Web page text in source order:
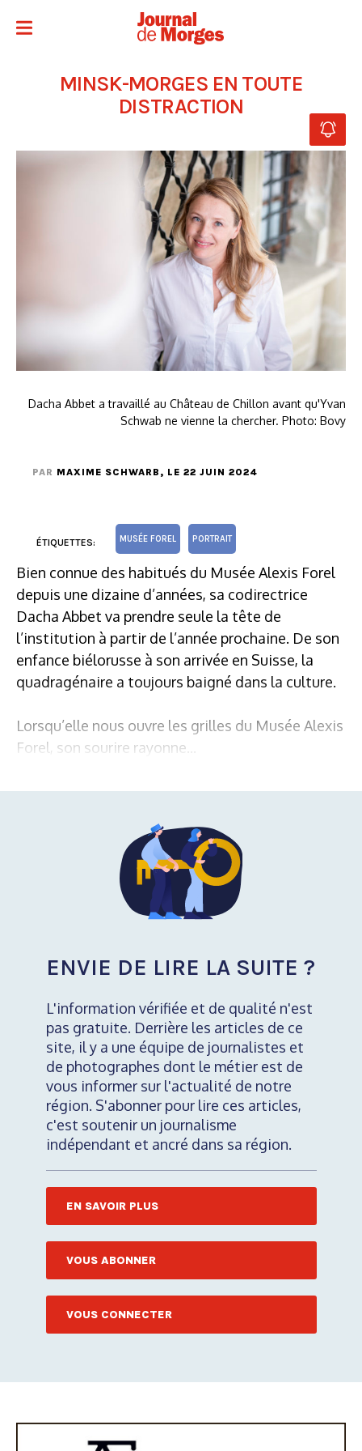
MINSK-MORGES EN TOUTE
DISTRACTION
Dacha Abbet a travaillé au Château de Chillon avant qu'Yvan
Schwab ne vienne la chercher. Photo: Bovy
PAR MAXIME SCHWARB , LE 22 JUIN 2024
ÉTIQUETTES: MUSÉE FOREL PORTRAIT
Bien connue des habitués du Musée Alexis Forel
depuis une dizaine d’années, sa codirectrice
Dacha Abbet va prendre seule la tête de
l’institution à partir de l’année prochaine. De son
enfance biélorusse à son arrivée en Suisse, la
quadragénaire a toujours baigné dans la culture.
Lorsqu’elle nous ouvre les grilles du Musée Alexis
Forel, son sourire rayonne...
ENVIE DE LIRE LA SUITE ?
L'information vérifiée et de qualité n'est
pas gratuite. Derrière les articles de ce
site, il y a une équipe de journalistes et
de photographes dont le métier est de
vous informer sur l'actualité de notre
région. S'abonner pour lire ces articles,
c'est soutenir un journalisme
indépendant et ancré dans sa région.
EN SAVOIR PLUS
VOUS ABONNER
VOUS CONNECTER